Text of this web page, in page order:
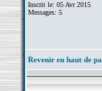
Inscrit le: 05 Avr 2015
Messages: 5
Revenir en haut de